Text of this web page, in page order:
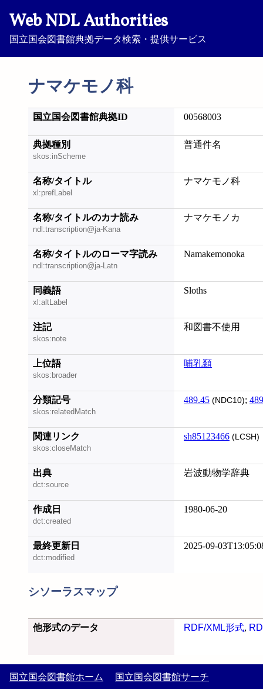
Web NDL Authorities
国立国会図書館典拠データ検索・提供サービス
ナマケモノ科
国立国会図書館典拠ID 00568003
典拠種別
skos:inScheme
普通件名
名称/タイトル
xl:prefLabel
ナマケモノ科
名称/タイトルのカナ読み
ndl:transcription@ja-Kana
ナマケモノカ
名称/タイトルのローマ字読み
ndl:transcription@ja-Latn
Namakemonoka
同義語
xl:altLabel
Sloths
注記
skos:note
和図書不使用
上位語
skos:broader
哺乳類
分類記号
skos:relatedMatch
489.45 (NDC10);
関連リンク
skos:closeMatch
sh85123466 (LCSH)
出典
dct:source
岩波動物学辞典
作成日
dct:created
1980-06-20
最終更新日
dct:modified
2025-09-
シソーラスマップ
他形式のデータ RDF/XML形式,
国立国会図書館ホーム 国立国会図書館サーチ